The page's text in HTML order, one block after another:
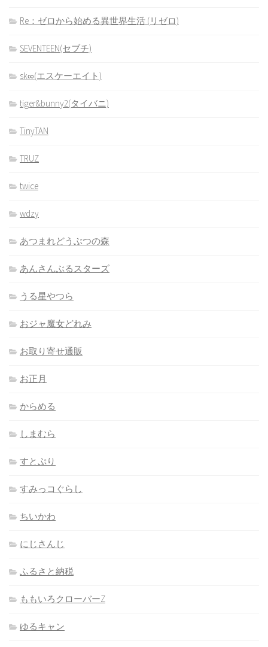
Re：ゼロから始める異世界生活 (リゼロ)
SEVENTEEN(セブチ)
sk∞(エスケーエイト)
tiger&bunny2(タイバニ)
TinyTAN
TRUZ
twice
wdzy
あつまれどうぶつの森
あんさんぶるスターズ
うる星やつら
おジャ魔女どれみ
お取り寄せ通販
お正月
からめる
しまむら
すとぷり
すみっコぐらし
ちいかわ
にじさんじ
ふるさと納税
ももいろクローバーZ
ゆるキャン